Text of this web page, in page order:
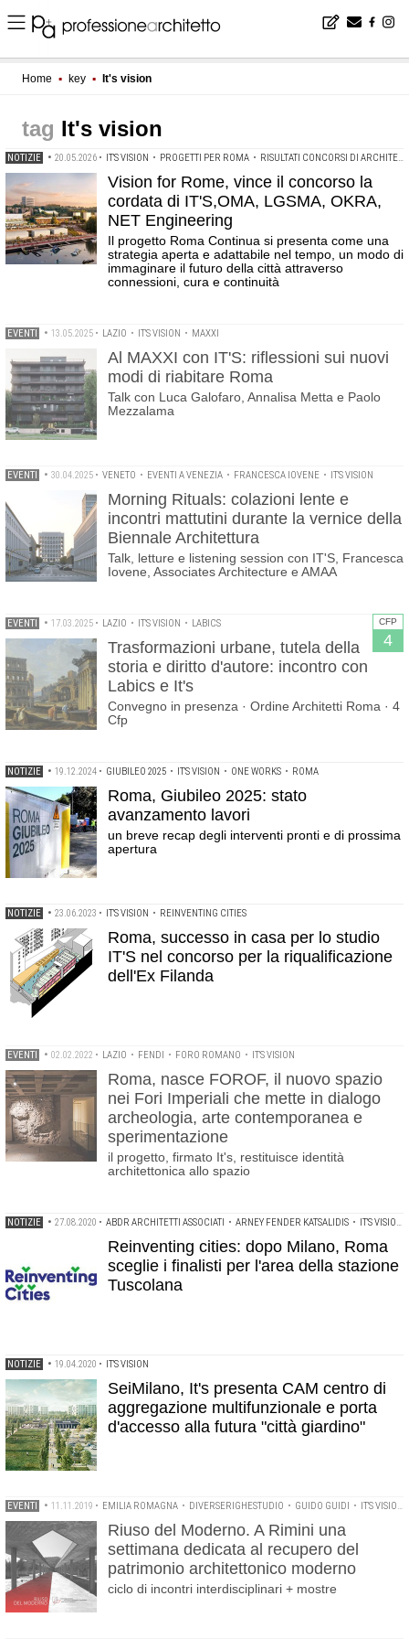
Home ▪ key ▪ It's vision
It's vision
NOTIZIE • 20.05.2026 • IT'S VISION • PROGETTI PER ROMA • RISULTATI CONCORSI DI ARCHITETTURA
Vision for Rome, vince il concorso la
cordata di IT'S,OMA, LGSMA, OKRA,
NET Engineering
Il progetto Roma Continua si presenta come una
strategia aperta e adattabile nel tempo, un modo di
immaginare il futuro della città attraverso
connessioni, cura e continuità
EVENTI • 13.05.2025 • LAZIO • IT'S VISION • MAXXI
Al MAXXI con IT'S: riflessioni sui nuovi
modi di riabitare Roma
Talk con Luca Galofaro, Annalisa Metta e Paolo
Mezzalama
EVENTI • 30.04.2025 • VENETO • EVENTI A VENEZIA • FRANCESCA IOVENE • IT'S VISION
Morning Rituals: colazioni lente e
incontri mattutini durante la vernice della
Biennale Architettura
Talk, letture e listening session con IT'S, Francesca
Iovene, Associates Architecture e AMAA
CFP
4
EVENTI • 17.03.2025 • LAZIO • IT'S VISION • LABICS
Trasformazioni urbane, tutela della
storia e diritto d'autore: incontro con
Labics e It's
Convegno in presenza · Ordine Architetti Roma · 4
Cfp
NOTIZIE • 19.12.2024 • GIUBILEO 2025 • IT'S VISION • ONE WORKS • ROMA
Roma, Giubileo 2025: stato
avanzamento lavori
un breve recap degli interventi pronti e di prossima
apertura
NOTIZIE • 23.06.2023 • IT'S VISION • REINVENTING CITIES
Roma, successo in casa per lo studio
IT'S nel concorso per la riqualificazione
dell'Ex Filanda
EVENTI • 02.02.2022 • LAZIO • FENDI • FORO ROMANO • IT'S VISION
Roma, nasce FOROF, il nuovo spazio
nei Fori Imperiali che mette in dialogo
archeologia, arte contemporanea e
sperimentazione
il progetto, firmato It's, restituisce identità
architettonica allo spazio
NOTIZIE • 27.08.2020 • ABDR ARCHITETTI ASSOCIATI • ARNEY FENDER KATSALIDIS • IT'S VISION
Reinventing cities: dopo Milano, Roma
sceglie i finalisti per l'area della stazione
Tuscolana
NOTIZIE • 19.04.2020 • IT'S VISION
SeiMilano, It's presenta CAM centro di
aggregazione multifunzionale e porta
d'accesso alla futura "città giardino"
EVENTI • 11.11.2019 • EMILIA ROMAGNA • DIVERSERIGHESTUDIO • GUIDO GUIDI • IT'S VISION
Riuso del Moderno. A Rimini una
settimana dedicata al recupero del
patrimonio architettonico moderno
ciclo di incontri interdisciplinari + mostre